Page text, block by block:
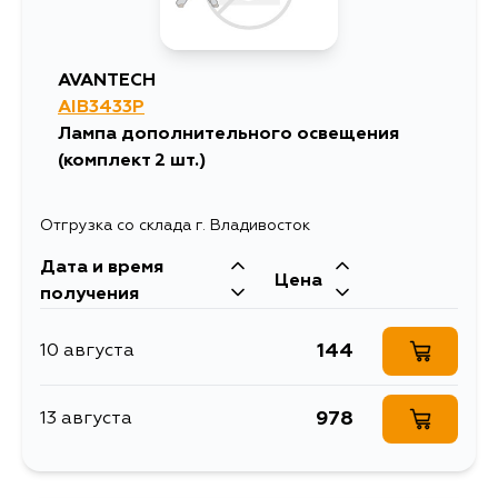
миллионах новых
автомобилей ведущих
марок в качестве
Товарная группа лампы
AVANTECH
AIB3433P
Лампа дополнительного освещения
(комплект 2 шт.)
Отгрузка со склада г. Владивосток
Дата и время
получения
Цена
10 августа 144
13 августа 978